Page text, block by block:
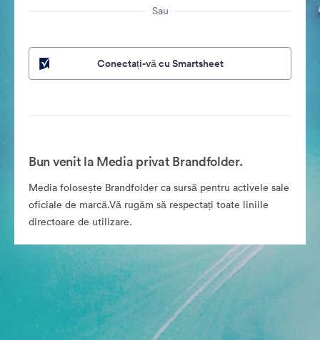
Sau
Conectați-vă cu Smartsheet
Bun venit la Media privat Brandfolder.
Media folosește Brandfolder ca sursă pentru activele sale
oficiale de marcă.Vă rugăm să respectați toate liniile
directoare de utilizare.